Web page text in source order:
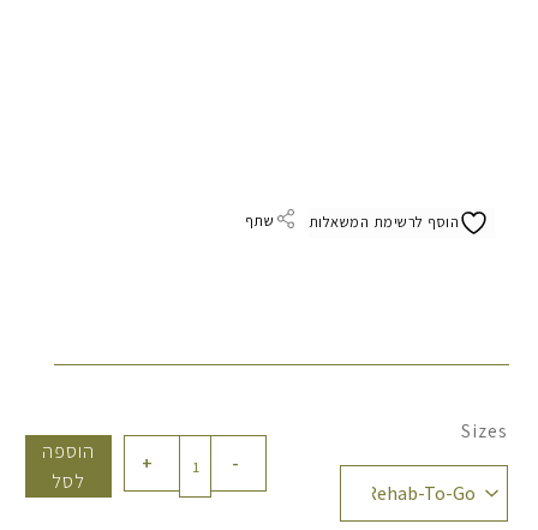
הוסף לרשימת המשאלות שתף
Sizes
-
של
+
הוספה
לסל